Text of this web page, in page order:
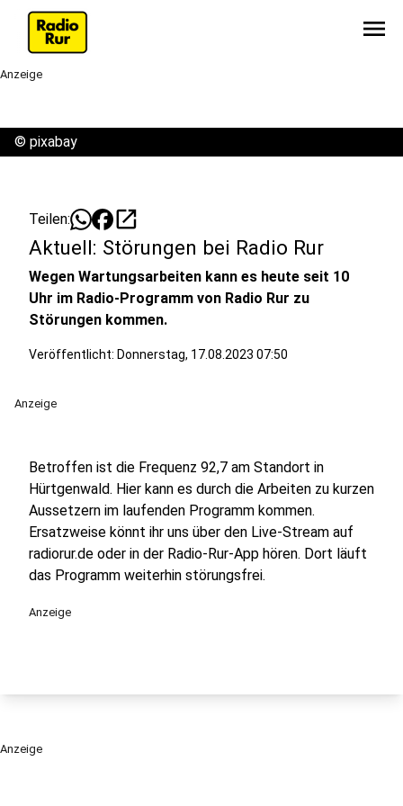
menu
Anzeige
© pixabay
Teilen: open_in_new
Aktuell: Störungen bei Radio Rur
Wegen Wartungsarbeiten kann es heute seit 10
Uhr im Radio-Programm von Radio Rur zu
Störungen kommen.
Veröffentlicht: Donnerstag, 17.08.2023 07:50
Anzeige
Betroffen ist die Frequenz 92,7 am Standort in
Hürtgenwald. Hier kann es durch die Arbeiten zu kurzen
Aussetzern im laufenden Programm kommen.
Ersatzweise könnt ihr uns über den Live-Stream auf
radiorur.de oder in der Radio-Rur-App hören. Dort läuft
das Programm weiterhin störungsfrei.
Anzeige
Anzeige